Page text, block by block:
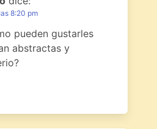
8:20 pm
pueden gustarles
abstractas y